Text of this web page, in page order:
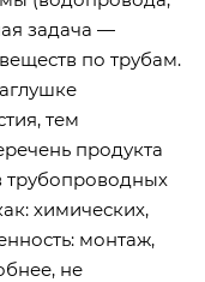
задача —
по трубам.
тем
продукта
трубопроводных
химических,
монтаж,
не